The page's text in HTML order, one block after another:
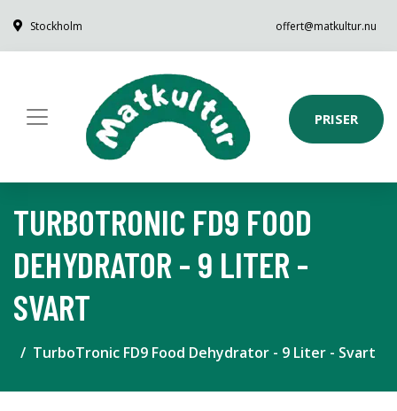
Stockholm offert@matkultur.nu
PRISER
TURBOTRONIC FD9 FOOD
DEHYDRATOR - 9 LITER -
SVART
TurboTronic FD9 Food Dehydrator - 9 Liter - Svart